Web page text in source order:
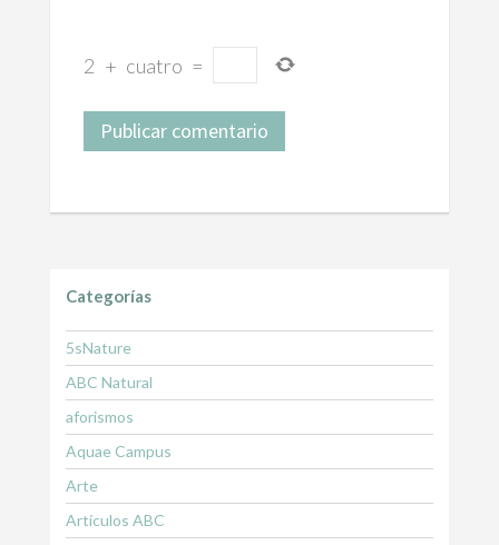
2 + cuatro =
Categorías
5sNature
ABC Natural
aforismos
Aquae Campus
Arte
Artículos ABC